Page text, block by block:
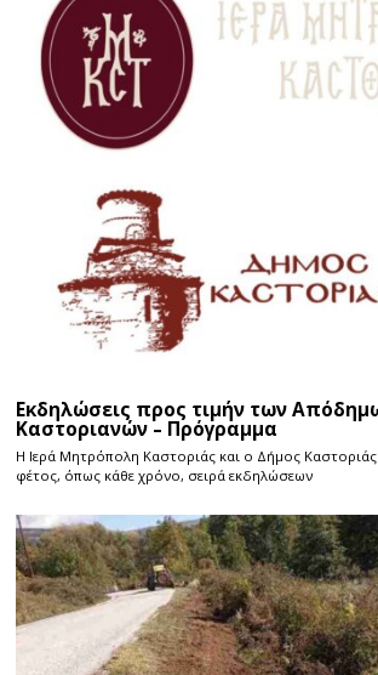
Εκδηλώσεις προς τιμήν των
Καστοριανών – Πρόγραμμα
Η Ιερά Μητρόπολη Καστοριάς και ο Δήμος
φέτος, όπως κάθε χρόνο, σειρά εκδηλώσεων